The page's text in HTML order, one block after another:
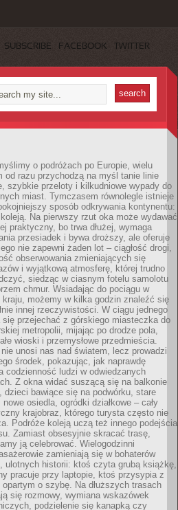
SUBSCRIBE FACEBOOK TWITTER
o podróżach po Europie, wielu
od razu przychodzą na myśl tanie linie
szybkie przeloty i kilkudniowe wypady do
miast. Tymczasem równolegle istnieje
sposób odkrywania kontynentu:
Na pierwszy rzut oka może wydawać
praktyczny, bo trwa dłużej, wymaga
przesiadek i bywa droższy, ale oferuje
nie zapewni żaden lot – ciągłość drogi,
obserwowania zmieniających się
i wyjątkową atmosferę, której trudno
siedząc w ciasnym fotelu samolotu
chmur. Wsiadając do pociągu w
kraju, możemy w kilka godzin znaleźć się
innej rzeczywistości. W ciągu jednego
się przejechać z górskiego miasteczka do
metropolii, mijając po drodze pola,
wioski i przemysłowe przedmieścia.
nie unosi nas nad światem, lecz prowadzi
środek, pokazując, jak naprawdę
codzienność ludzi w odwiedzanych
Z okna widać suszącą się na balkonie
dzieci bawiące się na podwórku, stare
osiedla, ogródki działkowe – cały
krajobraz, którego turysta często nie
Podróże koleją uczą też innego podejścia
Zamiast obsesyjnie skracać trasę,
ją celebrować. Wielogodzinni
zamieniają się w bohaterów
ulotnych historii: ktoś czyta grubą książkę,
pracuje przy laptopie, ktoś przysypia z
opartym o szybę. Na dłuższych trasach
się rozmowy, wymiana wskazówek
podzielenie się kanapką czy